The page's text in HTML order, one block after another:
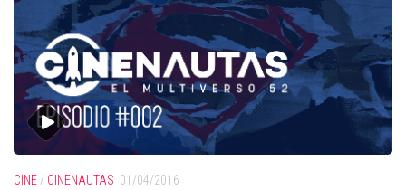
CINE/ CINENAUTAS 01/04/2016